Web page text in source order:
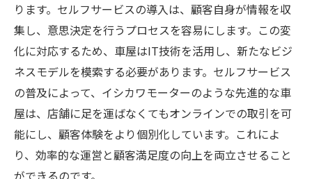
ります。セルフサービスの導入は、顧客自身が情報を収
集し、意思決定を行うプロセスを容易にします。この変
化に対応するため、車屋はIT技術を活用し、新たなビジ
ネスモデルを模索する必要があります。セルフサービス
の普及によって、イシカワモーターのような先進的な車
屋は、店舗に足を運ばなくてもオンラインでの取引を可
能にし、顧客体験をより個別化しています。これによ
り、効率的な運営と顧客満足度の向上を両立させること
ができるのです。